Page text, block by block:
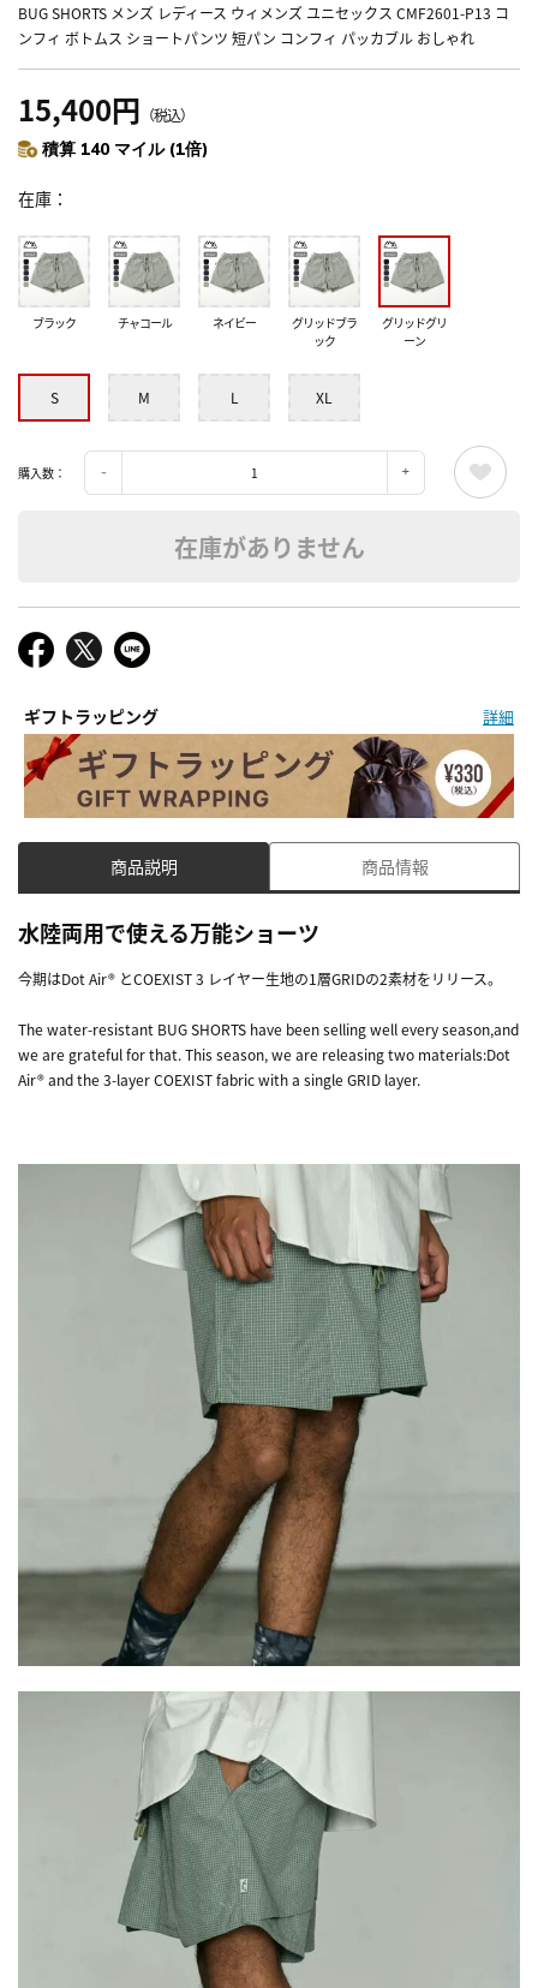
BUG SHORTS メンズ レディース ウィメンズ ユニセックス CMF2601-P13 コ
ンフィ ボトムス ショートパンツ 短パン コンフィ パッカブル おしゃれ
15,400円 （税込）
積算 140 マイル (1倍)
在庫
ブラック チャコール ネイビー
グリッドブラ
ック
グリッドグリ
ーン
S M L XL
購入数：
在庫がありません
ギフトラッピング 詳細
商品説明 商品情報
水陸両用で使える万能ショーツ
今期はDot Air® とCOEXIST 3 レイヤー生地の1層GRIDの2素材をリリース。
The water-resistant BUG SHORTS have been selling well every season,and
we are grateful for that. This season, we are releasing two materials:Dot
Air® and the 3-layer COEXIST fabric with a single GRID layer.